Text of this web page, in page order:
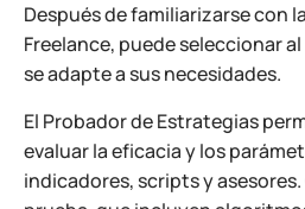
Después de familiarizarse con
Freelance, puede seleccionar
se adapte a sus necesidades.
El Probador de Estrategias
evaluar la eficacia y los
indicadores, scripts y